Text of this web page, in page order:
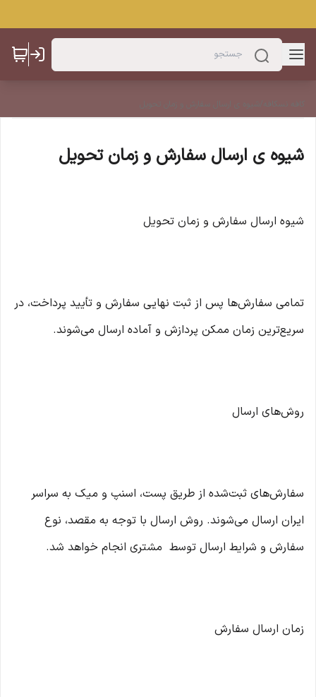
شیوه ی ارسال سفارش و زمان تحویل
شیوه ارسال سفارش و زمان تحویل
تمامی سفارش‌ها پس از ثبت نهایی سفارش و تأیید پرداخت، در
سریع‌ترین زمان ممکن پردازش و آماده ارسال می‌شوند.
روش‌های ارسال
سفارش‌های ثبت‌شده از طریق پست، اسنپ و میک به سراسر
ایران ارسال می‌شوند. روش ارسال با توجه به مقصد، نوع
سفارش و شرایط ارسال توسط مشتری انجام خواهد شد.
زمان ارسال سفارش